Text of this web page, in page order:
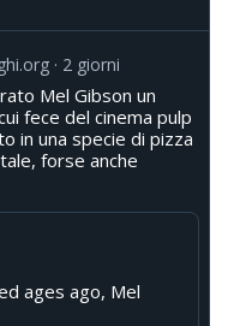
2 giorni
Mel Gibson un
fece del cinema pulp
in una specie di pizza
forse anche
ages ago, Mel